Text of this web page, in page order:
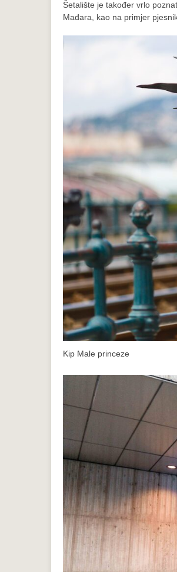
Šetalište je također vrlo
Mađara, kao na primjer
Kip Male princeze